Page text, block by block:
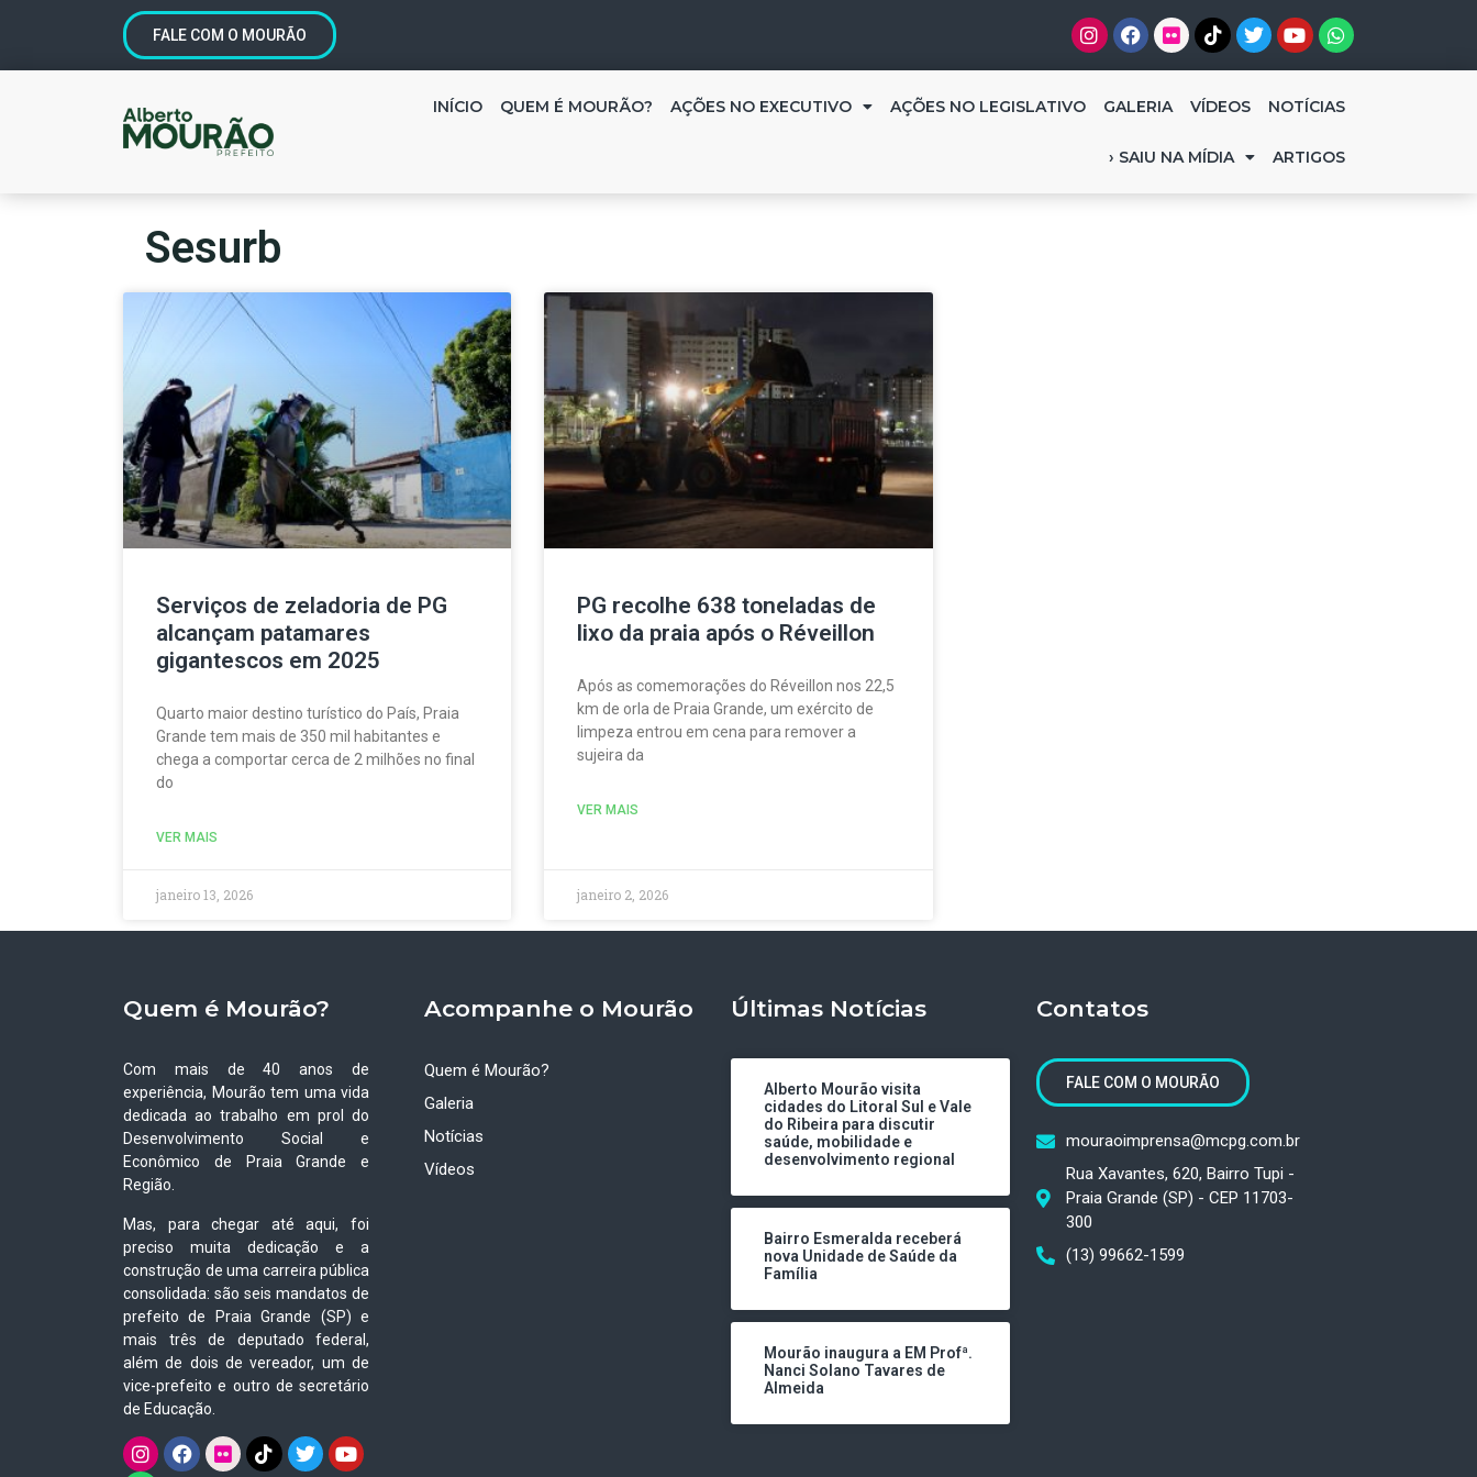
FALE COM O MOURÃO
INÍCIO QUEM É MOURÃO? AÇÕES NO EXECUTIVO AÇÕES NO LEGISLATIVO GALERIA VÍDEOS NOTÍCIAS
› SAIU NA MÍDIA ARTIGOS
Sesurb
Serviços de zeladoria de PG
alcançam patamares
gigantescos em 2025
Quarto maior destino turístico do País, Praia
Grande tem mais de 350 mil habitantes e
chega a comportar cerca de 2 milhões no final
do
VER MAIS
janeiro 13, 2026
PG recolhe 638 toneladas de
lixo da praia após o Réveillon
Após as comemorações do Réveillon nos 22,5
km de orla de Praia Grande, um exército de
limpeza entrou em cena para remover a
sujeira da
VER MAIS
janeiro 2, 2026
Quem é Mourão?
Com mais de 40 anos de
experiência, Mourão tem uma vida
dedicada ao trabalho em prol do
Desenvolvimento Social e
Econômico de Praia Grande e
Região.
Mas, para chegar até aqui, foi
preciso muita dedicação e a
construção de uma carreira pública
consolidada: são seis mandatos de
prefeito de Praia Grande (SP) e
mais três de deputado federal,
além de dois de vereador, um de
vice-prefeito e outro de secretário
de Educação.
Acompanhe o Mourão
Quem é Mourão?
Galeria
Notícias
Vídeos
Últimas Notícias
Alberto Mourão visita
cidades do Litoral Sul e Vale
do Ribeira para discutir
saúde, mobilidade e
desenvolvimento regional
Bairro Esmeralda receberá
nova Unidade de Saúde da
Família
Mourão inaugura a EM Profª.
Nanci Solano Tavares de
Almeida
Contatos
FALE COM O MOURÃO
mouraoimprensa@mcpg.com.br
Rua Xavantes, 620, Bairro Tupi -
Praia Grande (SP) - CEP 11703-
300
(13) 99662-1599